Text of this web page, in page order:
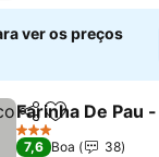
ver os preços
PartilharAdicionar
Farinha De Pau
3 Estrelas
7,6 Boa
38